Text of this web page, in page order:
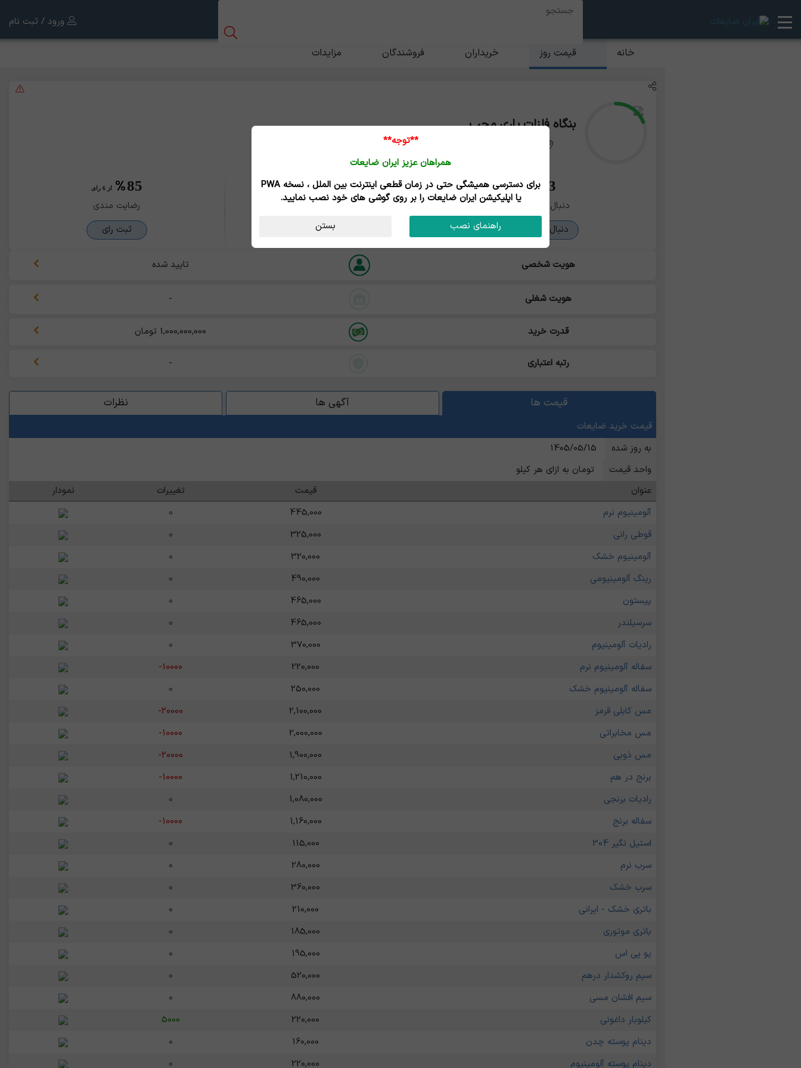
ورود / ثبت نام
خانه قیمت روز خریداران فروشندگان مزایدات
بنگاه فلزات یاری محب
33
دنبال کننده
دنبال کردن
درجه ۳
85 از 6 رای
رضایت مندی
ثبت رای
هویت شخصی تایید شده
هویت شغلی -
قدرت خرید 1,000,000,000 تومان
رتبه اعتباری -
قیمت ها آگهی ها نظرات
قیمت خرید ضایعات
به روز شده
1405/05/15
واحد قیمت
تومان به ازای هر کیلو
عنوان
قیمت تغییرات
نمودار
آلومینیوم نرم
445,000
0
قوطی رانی
325,000
0
آلومینیوم خشک
320,000
0
رینگ آلومینیومی
490,000
0
پیستون
465,000
0
سرسیلندر
465,000
0
رادیات آلومینیوم
370,000
0
سفاله آلومینیوم نرم
220,000
-10000
سفاله آلومینیوم خشک
250,000
0
مس کابلی قرمز
2,100,000
-20000
مس مخابراتی
2,000,000
-10000
مس ذوبی
1,900,000
-20000
برنج در هم
1,210,000
-10000
رادیات برنجی
1,080,000
0
سفاله برنج
1,160,000
-10000
استیل نگیر 304
115,000
0
سرب نرم
280,000
0
سرب خشک
360,000
0
باتری خشک - ایرانی
210,000
0
باتری موتوری
185,000
0
یو پی اس
195,000
0
سیم روکشدار درهم
520,000
0
سیم افشان مسی
880,000
0
کیلوبار داغونی
220,000
5000
دینام پوسته چدن
160,000
0
دینام پوسته آلومینیوم
220,000
0
**توجه**
همراهان عزیز ایران ضایعات
برای دسترسی همیشگی حتی در زمان قطعی اینترنت بین الملل ، نسخه PWA
یا اپلیکیشن ایران ضایعات را بر روی گوشی های خود نصب نمایید.
راهنمای نصب بستن